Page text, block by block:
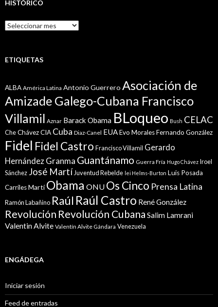
HISTÓRICO
Histórico
ETIQUETAS
ALBA América Latina Antonio Guerrero Asociación de
Amizade Galego-Cubana Francisco
Villamil Aznar Barack Obama BLoqueo Bush CELAC
CheChávezCIA Cuba Diaz-Canel EUAEvo MoralesFernando González
Fidel Fidel Castro Francisco Villamil Gerardo
Hernández Granma Guantánamo Guerra Fría Hugo Chávez Iroel
Sánchez José Martí Juventud Rebelde lei Helms-Burton Luis Posada
CarrilesMartí Obama ONU Os Cinco Prensa Latina
Ramón Labañino Raúl Raúl Castro René González
Revolución Revolución Cubana Salim Lamrani
Valentin Alvite Valentín Alvite Gándara Venezuela
ENGÁDEGA
Iniciar sesión
Feed de entradas